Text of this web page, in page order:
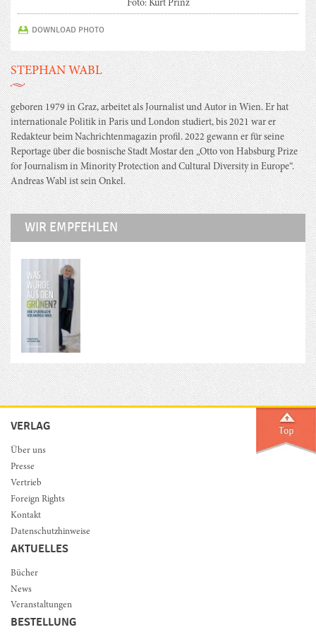
Foto: Kurt Prinz
DOWNLOAD PHOTO
STEPHAN WABL
geboren 1979 in Graz, arbeitet als Journalist und Autor in Wien. Er hat
internationale Politik in Paris und London studiert, bis 2021 war er
Redakteur beim Nachrichtenmagazin profil. 2022 gewann er für seine
Reportage über die bosnische Stadt Mostar den „Otto von Habsburg Prize
for Journalism in Minority Protection and Cultural Diversity in Europe“.
Andreas Wabl ist sein Onkel.
WIR EMPFEHLEN
VERLAG
Über uns
Presse
Vertrieb
Foreign Rights
Kontakt
Datenschutzhinweise
AKTUELLES
Bücher
News
Veranstaltungen
BESTELLUNG